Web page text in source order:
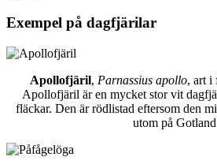
Exempel på dagfjärilar
Apollofjäril, Parnassius apollo, art i
Apollofjäril är en mycket stor vit
fläckar. Den är rödlistad eftersom den
utom på